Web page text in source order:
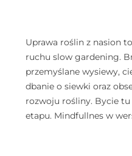
Uprawa roślin z nasion
ruchu slow gardening.
przemyślane wysiewy,
dbanie o siewki oraz
rozwoju rośliny. Bycie
etapu. Mindfullnes w